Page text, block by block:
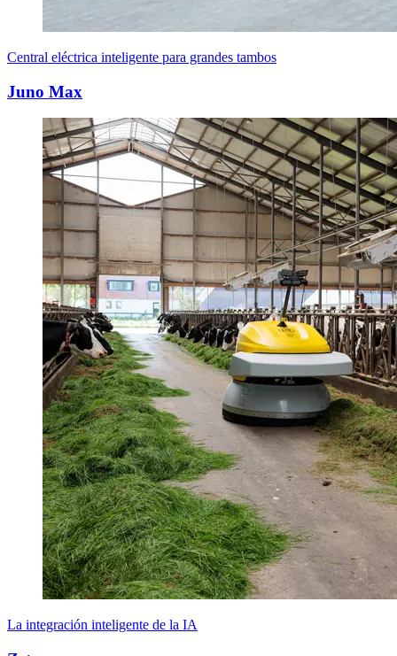
Central eléctrica inteligente para grandes tambos
Juno Max
La integración inteligente de la IA